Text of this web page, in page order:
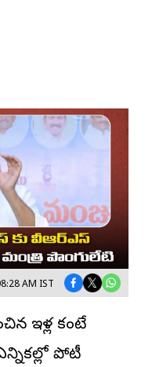
AM IST
ఇళ్ల కంటే
పోటీ